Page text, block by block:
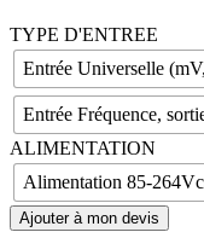
TYPE D'ENTREE
Entrée Universelle
Entrée Fréquence,
ALIMENTATION
Alimentation 85-
Ajouter à mon devis